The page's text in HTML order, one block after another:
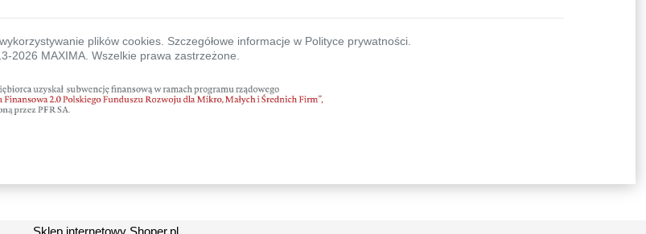
plików cookies. Szczegółowe informacje w Polityce prywatności.
2026 MAXIMA. Wszelkie prawa zastrzeżone.